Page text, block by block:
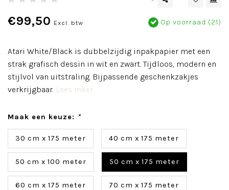
€99,50 Excl. btw Op voorraad (21)
Atari White/Black is dubbelzijdig inpakpapier met een
strak grafisch dessin in wit en zwart. Tijdloos, modern en
stijlvol van uitstraling. Bijpassende geschenkzakjes
verkrijgbaar. Lees meer..
Maak een keuze: *
30 cm x 175 meter 40 cm x 175 meter
50 cm x 100 meter 50 cm x 175 meter
60 cm x 175 meter 70 cm x 175 meter